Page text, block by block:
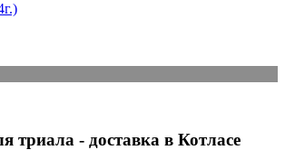
триала - доставка в Котласе